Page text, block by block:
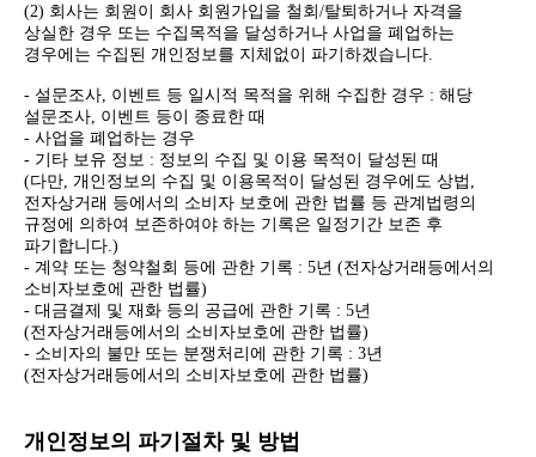
(2) 회사는 회원이 회사 회원가입을 철회/탈퇴하거나 자격을
상실한 경우 또는 수집목적을 달성하거나 사업을 폐업하는
경우에는 수집된 개인정보를 지체없이 파기하겠습니다.
- 설문조사, 이벤트 등 일시적 목적을 위해 수집한 경우 : 해당
설문조사, 이벤트 등이 종료한 때
- 사업을 폐업하는 경우
- 기타 보유 정보 : 정보의 수집 및 이용 목적이 달성된 때
(다만, 개인정보의 수집 및 이용목적이 달성된 경우에도 상법,
전자상거래 등에서의 소비자 보호에 관한 법률 등 관계법령의
규정에 의하여 보존하여야 하는 기록은 일정기간 보존 후
파기합니다.)
- 계약 또는 청약철회 등에 관한 기록 : 5년 (전자상거래등에서의
소비자보호에 관한 법률)
- 대금결제 및 재화 등의 공급에 관한 기록 : 5년
(전자상거래등에서의 소비자보호에 관한 법률)
- 소비자의 불만 또는 분쟁처리에 관한 기록 : 3년
(전자상거래등에서의 소비자보호에 관한 법률)
개인정보의 파기절차 및 방법